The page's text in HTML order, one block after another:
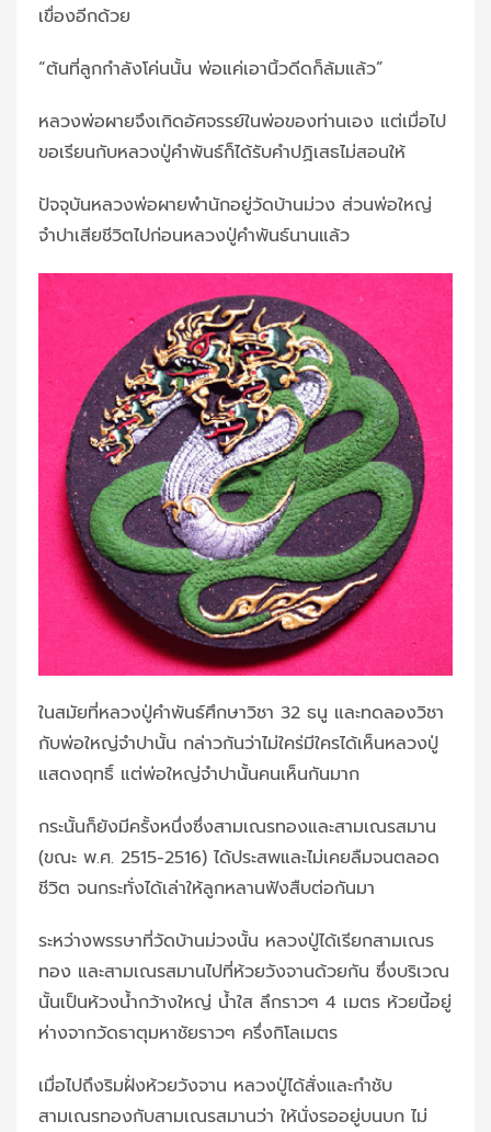
เขื่องอีกด้วย
“ต้นที่ลูกกำลังโค่นนั้น พ่อแค่เอานิ้วดีดก็ล้มแล้ว”
หลวงพ่อผายจึงเกิดอัศจรรย์ในพ่อของท่านเอง แต่เมื่อไป
ขอเรียนกับหลวงปู่คำพันธ์ก็ได้รับคำปฏิเสธไม่สอนให้
ปัจจุบันหลวงพ่อผายพำนักอยู่วัดบ้านม่วง ส่วนพ่อใหญ่
จำปาเสียชีวิตไปก่อนหลวงปู่คำพันธ์นานแล้ว
ในสมัยที่หลวงปู่คำพันธ์ศึกษาวิชา 32 ธนู และทดลองวิชา
กับพ่อใหญ่จำปานั้น กล่าวกันว่าไม่ใคร่มีใครได้เห็นหลวงปู่
แสดงฤทธิ์ แต่พ่อใหญ่จำปานั้นคนเห็นกันมาก
กระนั้นก็ยังมีครั้งหนึ่งซึ่งสามเณรทองและสามเณรสมาน
(ขณะ พ.ศ. 2515-2516) ได้ประสพและไม่เคยลืมจนตลอด
ชีวิต จนกระทั่งได้เล่าให้ลูกหลานฟังสืบต่อกันมา
ระหว่างพรรษาที่วัดบ้านม่วงนั้น หลวงปู่ได้เรียกสามเณร
ทอง และสามเณรสมานไปที่ห้วยวังจานด้วยกัน ซึ่งบริเวณ
นั้นเป็นห้วงน้ำกว้างใหญ่ น้ำใส ลึกราวๆ 4 เมตร ห้วยนี้อยู่
ห่างจากวัดธาตุมหาชัยราวๆ ครึ่งกิโลเมตร
เมื่อไปถึงริมฝั่งห้วยวังจาน หลวงปู่ได้สั่งและกำชับ
สามเณรทองกับสามเณรสมานว่า ให้นั่งรออยู่บนบก ไม่